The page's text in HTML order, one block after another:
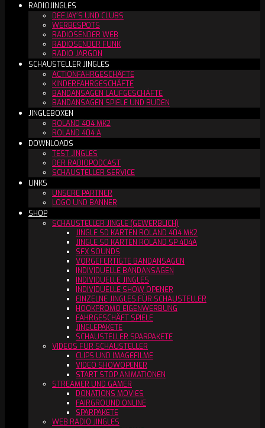
RADIOJINGLES
DEEJAY´S UND CLUBS
WERBESPOTS
RADIOSENDER WEB
RADIOSENDER FUNK
RADIO JARGON
SCHAUSTELLER JINGLES
ACTIONFAHRGESCHÄFTE
KINDERFAHRGESCHÄFTE
BANDANSAGEN LAUFGESCHÄFTE
BANDANSAGEN SPIELE UND BUDEN
JINGLEBOXEN
ROLAND 404 MK2
ROLAND 404 A
DOWNLOADS
TEST JINGLES
DER RADIOPODCAST
SCHAUSTELLER SERVICE
LINKS
UNSERE PARTNER
LOGO UND BANNER
SHOP
SCHAUSTELLER JINGLE (GEWERBLICH)
JINGLE SD KARTEN ROLAND 404 MK2
JINGLE SD KARTEN ROLAND SP 404A
SFX SOUNDS
VORGEFERTIGTE BANDANSAGEN
INDIVIDUELLE BANDANSAGEN
INDIVIDUELLE JINGLES
INDIVIDUELLE SHOW OPENER
EINZELNE JINGLES FÜR SCHAUSTELLER
HOOKPROMO EIGENWERBUNG
FAHRGESCHÄFT SPIELE
JINGLEPAKETE
SCHAUSTELLER SPARPAKETE
VIDEOS FÜR SCHAUSTELLER
CLIPS UND IMAGEFILME
VIDEO SHOWOPENER
START STOP ANIMATIONEN
STREAMER UND GAMER
DONATIONS MOVIES
FAIRGROUND ONLINE
SPARPAKETE
WEB RADIO JINGLES